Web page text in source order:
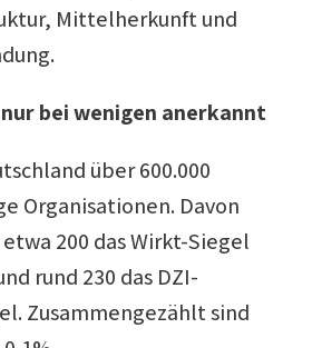
Mittelherkunft und
bei wenigen anerkannt
über 600.000
Organisationen. Davon
200 das Wirkt-Siegel
rund 230 das DZI-
Zusammengezählt sind